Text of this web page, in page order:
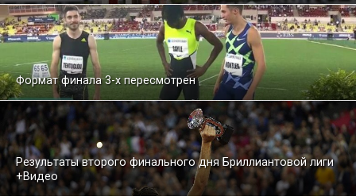
Формат финала 3-х пересмотрен
Результаты второго финального дня Бриллиантовой лиги
+Видео